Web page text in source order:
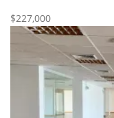
$227,000